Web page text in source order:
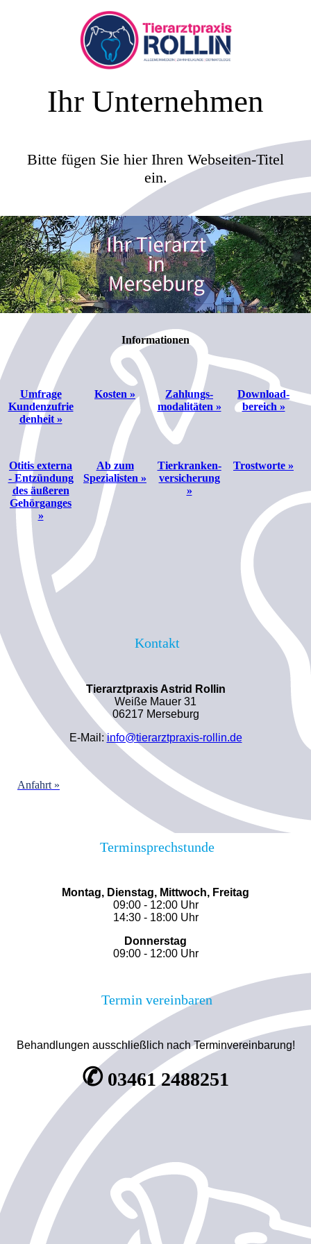
Ihr Unternehmen
Bitte fügen Sie hier Ihren Webseiten-Titel
ein.
Informationen
Umfrage
Kundenzufrie
denheit »
Kosten »
Zahlungs­
modalitäten »
Download­
bereich »
Otitis externa
- Entzündung
des äußeren
Gehörganges
»
Ab zum
Spezialisten »
Tierkranken­
versicherung
»
Trostworte »
Kontakt
Tierarztpraxis Astrid Rollin
Weiße Mauer 31
06217 Merseburg
E-Mail:info@tierarztpraxis-rollin.de
Anfahrt »
Terminsprechstunde
Montag, Dienstag, Mittwoch, Freitag
09:00 - 12:00 Uhr
14:30 - 18:00 Uhr
Donnerstag
09:00 - 12:00 Uhr
Termin vereinbaren
Behandlungen ausschließlich nach Terminvereinbarung!
✆03461 2488251